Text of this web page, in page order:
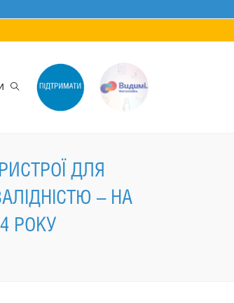
ДЛЯ
– НА
РОКУ